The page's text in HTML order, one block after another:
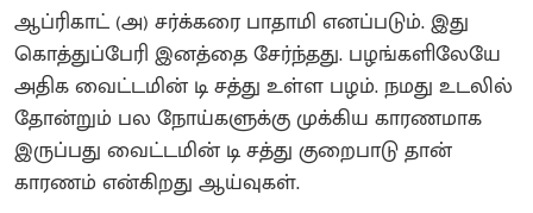
ஆப்ரிகாட் (அ) சர்க்கரை பாதாமி எனப்படும். இது
கொத்துப்பேரி இனத்தை சேர்ந்தது. பழங்களிலேயே
அதிக வைட்டமின் டி சத்து உள்ள பழம். நமது உடலில்
தோன்றும் பல நோய்களுக்கு முக்கிய காரணமாக
இருப்பது வைட்டமின் டி சத்து குறைபாடு தான்
காரணம் என்கிறது ஆய்வுகள்.